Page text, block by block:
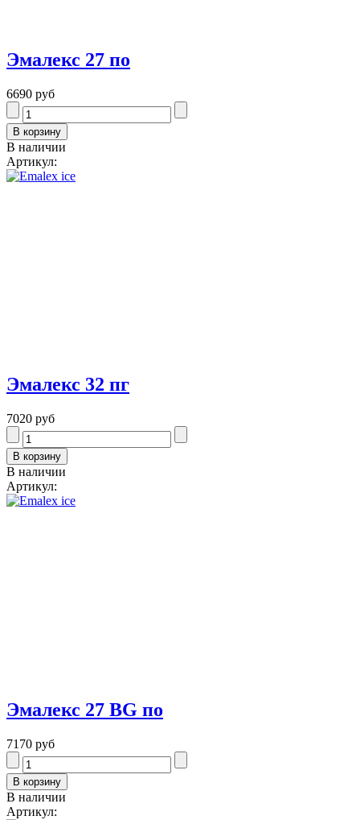
Эмалекс 27 по
6690 руб
В наличии
Артикул:
Эмалекс 32 пг
7020 руб
В наличии
Артикул:
Эмалекс 27 BG по
7170 руб
В наличии
Артикул: